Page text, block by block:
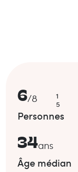
6/8
1
5
Personnes
34ans
Âge médian